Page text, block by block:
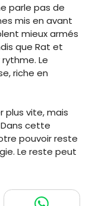
parle pas de
mis en avant
mieux armés
que Rat et
Le
riche en
plus vite, mais
cette
pouvoir reste
Le reste peut